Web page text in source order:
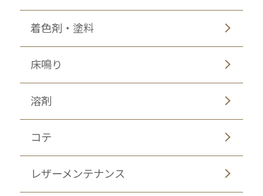
着色剤・塗料
床鳴り
溶剤
コテ
レザーメンテナンス